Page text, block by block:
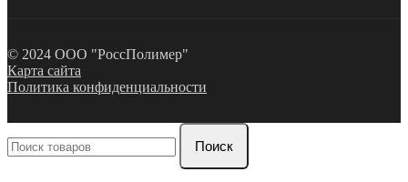
© 2024 ООО "РоссПолимер"
Карта сайта
Политика конфиденциальности
Поиск